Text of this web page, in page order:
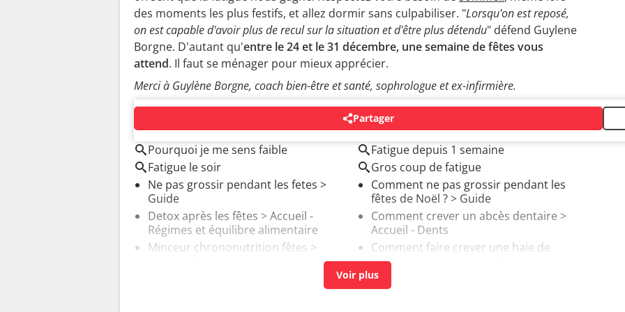
des moments les plus festifs, et allez dormir sans culpabiliser. "Lorsqu'on est reposé,
on est capable d'avoir plus de recul sur la situation et d'être plus détendu" défend Guylene
Borgne. D'autant qu'entre le 24 et le 31 décembre, une semaine de fêtes vous
attend. Il faut se ménager pour mieux apprécier.
Merci à Guylène Borgne, coach bien-être et santé, sophrologue et ex-infirmière.
Partager
AUTOUR DU MÊME SUJET
Pourquoi je me sens faible
Fatigue depuis 1 semaine
Fatigue le soir
Gros coup de fatigue
Ne pas grossir pendant les fetes >
Guide
Comment ne pas grossir pendant les
fêtes de Noël ?> Guide
Detox après les fêtes > Accueil -
Régimes et équilibre alimentaire
Comment crever un abcès dentaire >
Accueil - Dents
Minceur chrononutrition fêtes >
Accueil - Régime et perte de poids
Comment faire crever une haie de
laurier